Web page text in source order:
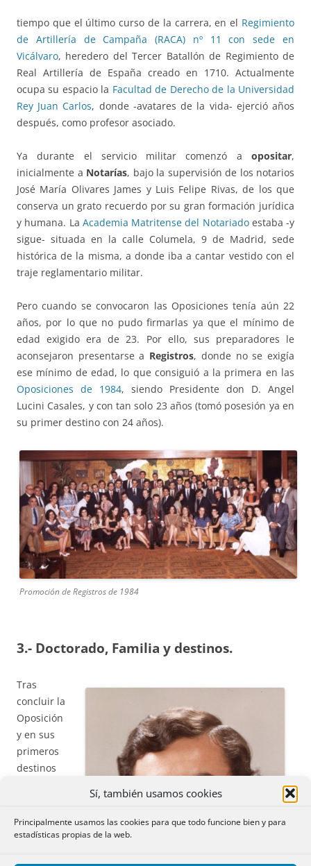
Sí, también usamos cookies
Principalmente usamos las cookies para que todo funcione bien y para
estadísticas propias de la web.
tiempo que el último curso de la carrera, en el Regimiento
de Artillería de Campaña (RACA) nº 11 con sede en
Vicálvaro, heredero del Tercer Batallón de Regimiento de
Real Artillería de España creado en 1710. Actualmente
ocupa su espacio la Facultad de Derecho de la Universidad
Rey Juan Carlos, donde -avatares de la vida- ejerció años
después, como profesor asociado.
Ya durante el servicio militar comenzó a opositar,
inicialmente a Notarías, bajo la supervisión de los notarios
José María Olivares James y Luis Felipe Rivas, de los que
conserva un grato recuerdo por su gran formación jurídica
y humana. La Academia Matritense del Notariadoestaba -y
sigue- situada en la calle Columela, 9 de Madrid, sede
histórica de la misma, a donde iba a cantar vestido con el
traje reglamentario militar.
Pero cuando se convocaron las Oposiciones tenía aún 22
años, por lo que no pudo firmarlas ya que el mínimo de
edad exigido era de 23. Por ello, sus preparadores le
aconsejaron presentarse a Registros, donde no se exigía
ese mínimo de edad, lo que consiguió a la primera en las
Oposiciones de 1984, siendo Presidente don D. Angel
Lucini Casales, y con tan solo 23 años (tomó posesión ya en
su primer destino con 24 años).
Promoción de Registros de 1984
3.- Doctorado, Familia y destinos.
Tras
concluir la
Oposición
y en sus
primeros
destinos